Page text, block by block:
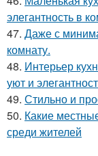
элегантность в
47. Даже с
комнату.
48. Интерьер
уют и
49. Стильно и
50. Какие
среди жителей